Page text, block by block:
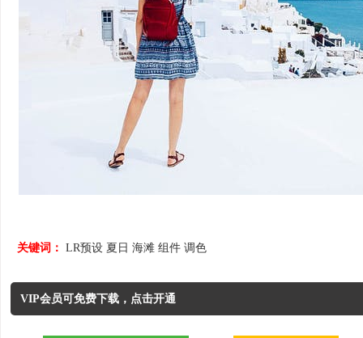
关键词： LR预设 夏日 海滩 组件 调色
VIP会员可免费下载，点击开通